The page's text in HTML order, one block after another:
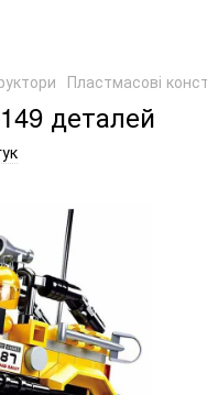
Пластмасові
деталей